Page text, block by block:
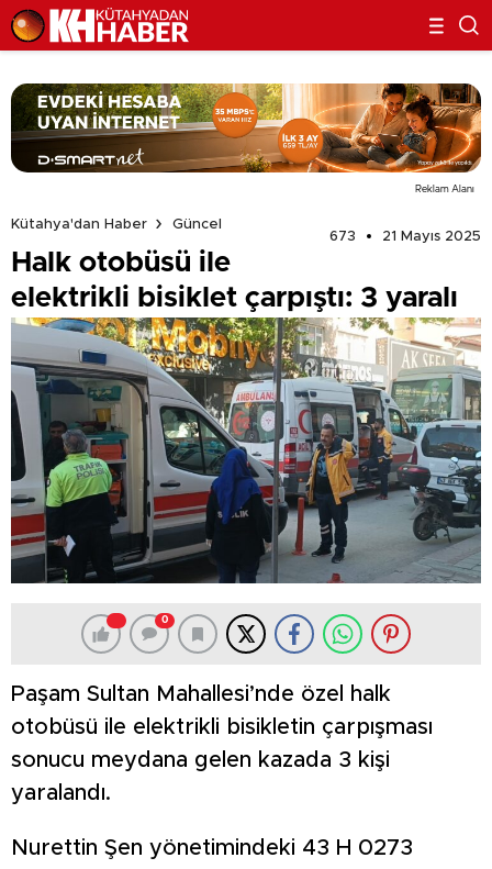
Reklam Alanı
Kütahya'dan Haber
Güncel
673
21 Mayıs 2025
Halk otobüsü ile
elektrikli bisiklet çarpıştı: 3 yaralı
0
Paşam Sultan Mahallesi’nde özel halk
otobüsü ile elektrikli bisikletin çarpışması
sonucu meydana gelen kazada 3 kişi
yaralandı.
Nurettin Şen yönetimindeki 43 H 0273